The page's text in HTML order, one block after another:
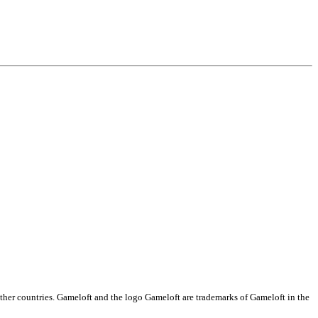
countries. Gameloft and the logo Gameloft are trademarks of Gameloft in the